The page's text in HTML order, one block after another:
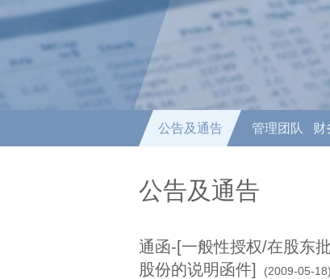
公告及通告 管理团队 财
公告及通告
通函-[一般性授权/在股东
股份的说明函件]
(2009-05-18)